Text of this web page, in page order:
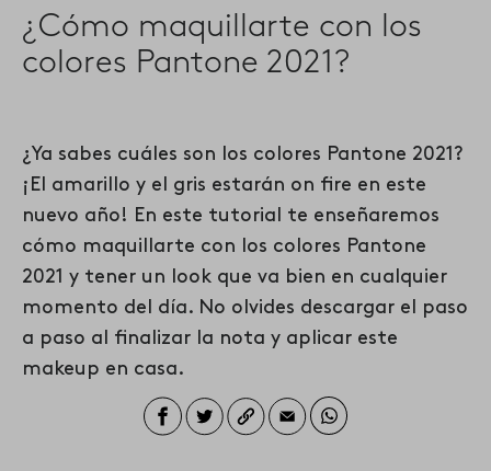
¿Cómo maquillarte con los
colores Pantone 2021?
¿Ya sabes cuáles son los colores Pantone 2021?
¡El amarillo y el gris estarán on fire en este
nuevo año! En este tutorial te enseñaremos
cómo maquillarte con los colores Pantone
2021 y tener un look que va bien en cualquier
momento del día. No olvides descargar el paso
a paso al finalizar la nota y aplicar este
makeup en casa.